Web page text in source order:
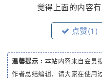
觉得上面的内容
点赞(1)
温馨提示 : 本站内容来自会员
作者总结编辑，请大家在使用